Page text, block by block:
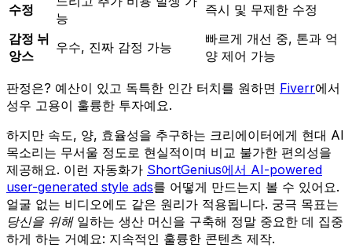
수정
능
즉시 및 무제한 수정
감정 뉘
앙스
우수, 진짜 감정 가능
빠르게 개선 중, 톤과 억
양 제어 가능
판정은? 예산이 있고 독특한 인간 터치를 원하면 Fiverr에서
성우 고용이 훌륭한 투자예요.
하지만 속도, 양, 효율성을 추구하는 크리에이터에게 현대 AI
목소리는 무서울 정도로 현실적이며 비교 불가한 편의성을
제공해요. 이런 자동화가 ShortGenius에서 AI-powered
user-generated style ads를 어떻게 만드는지 볼 수 있어요.
얼굴 없는 비디오에도 같은 원리가 적용됩니다. 궁극 목표는
당신을 위해일하는 생산 머신을 구축해 정말 중요한 데 집중
하게 하는 거예요: 지속적인 훌륭한 콘텐츠 제작.